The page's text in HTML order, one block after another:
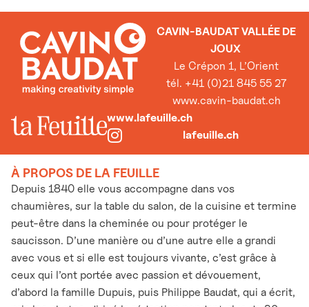
CAVIN-BAUDAT VALLÉE DE
JOUX
Le Crépon 1, L’Orient
tél. +41 (0)21 845 55 27
www.cavin-baudat.ch
www.lafeuille.ch
lafeuille.ch
À PROPOS DE LA FEUILLE
Depuis 1840 elle vous accompagne dans vos
chaumières, sur la table du salon, de la cuisine et termine
peut-être dans la cheminée ou pour protéger le
saucisson. D’une manière ou d’une autre elle a grandi
avec vous et si elle est toujours vivante, c’est grâce à
ceux qui l’ont portée avec passion et dévouement,
d’abord la famille Dupuis, puis Philippe Baudat, qui a écrit,